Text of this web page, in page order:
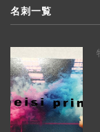
名刺一覧